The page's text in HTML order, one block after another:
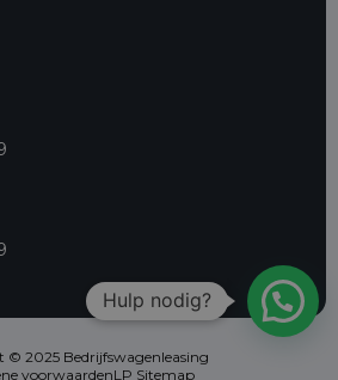
© 2025 Bedrijfswagenleasing
voorwaardenLP Sitemap
Hulp nodig?